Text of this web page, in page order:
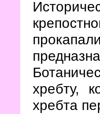
хребту,
хребта